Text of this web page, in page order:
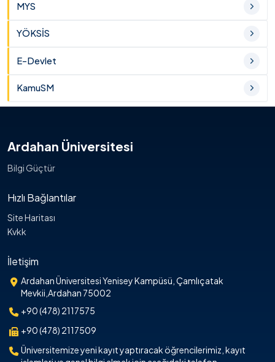
MYS
YÖKSİS
E-Devlet
KamuSM
Ardahan Üniversitesi
Bilgi Güçtür
Hızlı Bağlantılar
Site Haritası
Kvkk
İletişim
Ardahan Üniversitesi Yenisey Kampüsü, Çamlıçatak
Mevkii,Ardahan 75002
+90 (478) 2117575
+90 (478) 2117509
Üniversitemize yeni kayıt yaptıracak öğrencilerimiz, kayıt